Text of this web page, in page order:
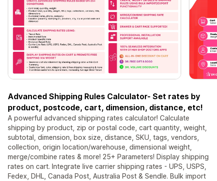
Advanced Shipping Rules Calculator- Set rates by
product, postcode, cart, dimension, distance, etc!
A powerful advanced shipping rates calculator! Calculate
shipping by product, zip or postal code, cart quantity, weight,
subtotal, dimension, box size, distance, SKU, tags, vendors,
collection, origin location/warehouse, dimensional weight,
merge/combine rates & more! 25+ Parameters! Display shipping
rates on cart. Integrate live carrier shipping rates - UPS, USPS,
Fedex, DHL, Canada Post, Australia Post & Sendle. Bulk import